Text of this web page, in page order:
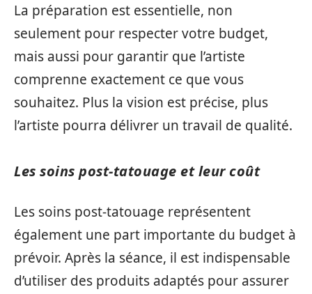
La préparation est essentielle, non
seulement pour respecter votre budget,
mais aussi pour garantir que l’artiste
comprenne exactement ce que vous
souhaitez. Plus la vision est précise, plus
l’artiste pourra délivrer un travail de qualité.
Les soins post-tatouage et leur coût
Les soins post-tatouage représentent
également une part importante du budget à
prévoir. Après la séance, il est indispensable
d’utiliser des produits adaptés pour assurer